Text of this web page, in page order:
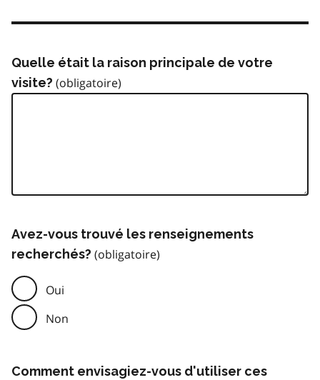
Quelle était la raison principale de votre
visite?
Avez-vous trouvé les renseignements
recherchés?
Oui
Non
Comment envisagiez-vous d'utiliser ces